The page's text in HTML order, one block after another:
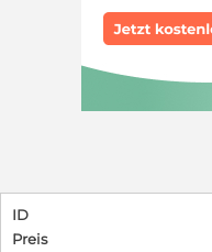
ID
Preis